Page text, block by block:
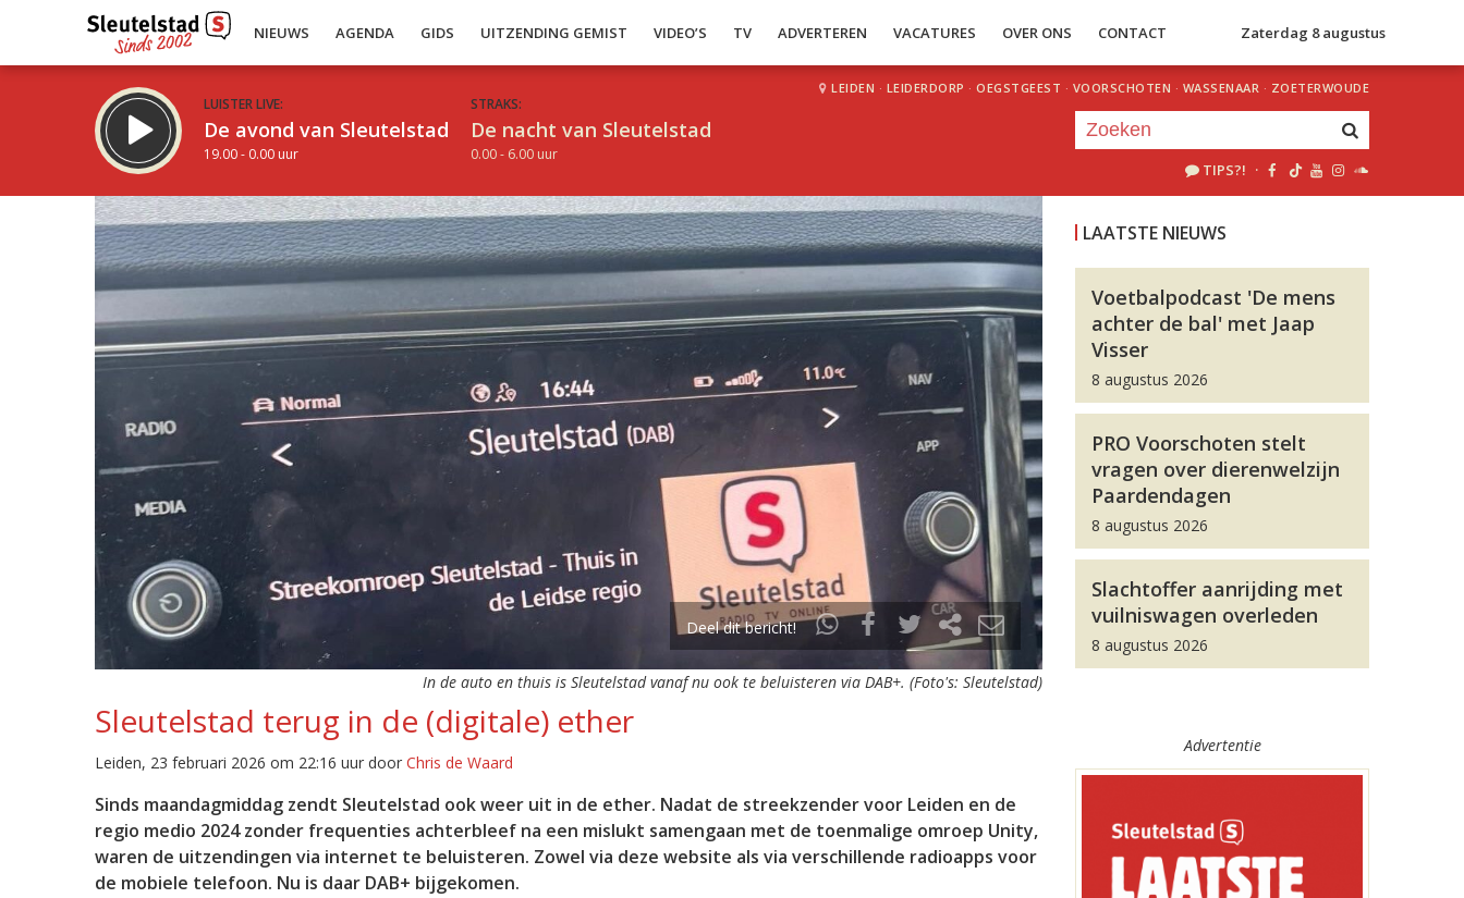
NIEUWS AGENDA GIDS UITZENDING GEMIST VIDEO’S TV ADVERTEREN VACATURES OVER ONS CONTACT Zaterdag 8 augustus
LUISTER LIVE:
De avond van Sleutelstad
19.00 - 0.00 uur
STRAKS:
De nacht van Sleutelstad
0.00 - 6.00 uur
LEIDEN · LEIDERDORP · OEGSTGEEST · VOORSCHOTEN · WASSENAAR · ZOETERWOUDE
TIPS?! ·
Deel dit bericht!
In de auto en thuis is Sleutelstad vanaf nu ook te beluisteren via DAB+. (Foto's: Sleutelstad)
Sleutelstad terug in de (digitale) ether
Leiden, 23 februari 2026 om 22:16 uur door Chris de Waard
Sinds maandagmiddag zendt Sleutelstad ook weer uit in de ether. Nadat de streekzender voor Leiden en de
regio medio 2024 zonder frequenties achterbleef na een mislukt samengaan met de toenmalige omroep Unity,
waren de uitzendingen via internet te beluisteren. Zowel via deze website als via verschillende radioapps voor
de mobiele telefoon. Nu is daar DAB+ bijgekomen.
LAATSTE NIEUWS
Voetbalpodcast 'De mens
achter de bal' met Jaap
Visser
8 augustus 2026
PRO Voorschoten stelt
vragen over dierenwelzijn
Paardendagen
8 augustus 2026
Slachtoffer aanrijding met
vuilniswagen overleden
8 augustus 2026
Advertentie